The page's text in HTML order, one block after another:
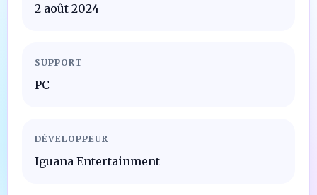
2 août 2024
SUPPORT
PC
DÉVELOPPEUR
Iguana Entertainment